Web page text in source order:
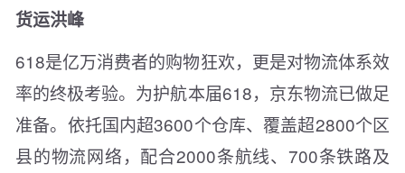
货运洪峰
618是亿万消费者的购物狂欢，更是对物流体系效
率的终极考验。为护航本届618，京东物流已做足
准备。依托国内超3600个仓库、覆盖超2800个区
县的物流网络，配合2000条航线、700条铁路及